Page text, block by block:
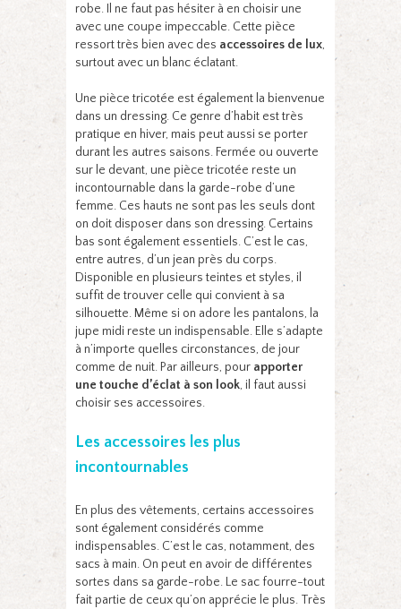
robe. Il ne faut pas hésiter à en choisir une
avec une coupe impeccable. Cette pièce
ressort très bien avec des accessoires de lux,
surtout avec un blanc éclatant.
Une pièce tricotée est également la bienvenue
dans un dressing. Ce genre d’habit est très
pratique en hiver, mais peut aussi se porter
durant les autres saisons. Fermée ou ouverte
sur le devant, une pièce tricotée reste un
incontournable dans la garde-robe d’une
femme. Ces hauts ne sont pas les seuls dont
on doit disposer dans son dressing. Certains
bas sont également essentiels. C’est le cas,
entre autres, d’un jean près du corps.
Disponible en plusieurs teintes et styles, il
suffit de trouver celle qui convient à sa
silhouette. Même si on adore les pantalons, la
jupe midi reste un indispensable. Elle s’adapte
à n’importe quelles circonstances, de jour
comme de nuit. Par ailleurs, pour apporter
une touche d’éclat à son look, il faut aussi
choisir ses accessoires.
Les accessoires les plus
incontournables
En plus des vêtements, certains accessoires
sont également considérés comme
indispensables. C’est le cas, notamment, des
sacs à main. On peut en avoir de différentes
sortes dans sa garde-robe. Le sac fourre-tout
fait partie de ceux qu’on apprécie le plus. Très